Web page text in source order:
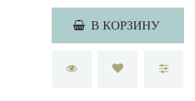
В КОРЗИНУ